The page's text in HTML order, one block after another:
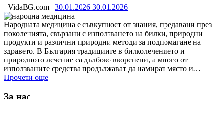
VidaBG.com 30.01.2026 30.01.2026
Народната медицина е съвкупност от знания, предавани през
поколенията, свързани с използването на билки, природни
продукти и различни природни методи за подпомагане на
здравето. В България традициите в билколечението и
природното лечение са дълбоко вкоренени, а много от
използваните средства продължават да намират място и…
Прочети още
За нас